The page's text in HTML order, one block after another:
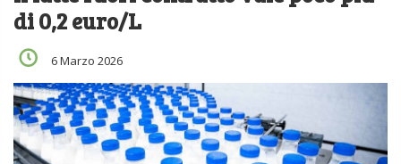
di 0,2 euro/L
6 Marzo 2026